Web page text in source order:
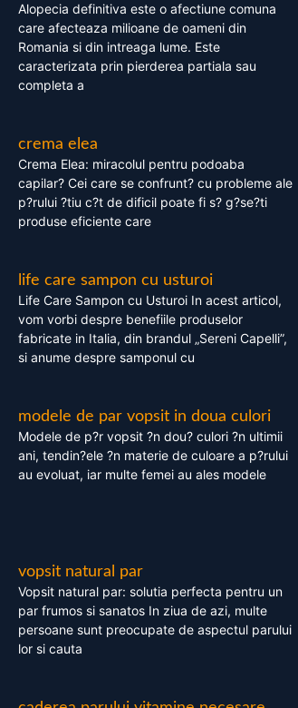
Alopecia definitiva este o afectiune comuna
care afecteaza milioane de oameni din
Romania si din intreaga lume. Este
caracterizata prin pierderea partiala sau
completa a
crema elea
Crema Elea: miracolul pentru podoaba
capilar? Cei care se confrunt? cu probleme ale
p?rului ?tiu c?t de dificil poate fi s? g?se?ti
produse eficiente care
life care sampon cu usturoi
Life Care Sampon cu Usturoi In acest articol,
vom vorbi despre benefiile produselor
fabricate in Italia, din brandul „Sereni Capelli”,
si anume despre samponul cu
modele de par vopsit in doua culori
Modele de p?r vopsit ?n dou? culori ?n ultimii
ani, tendin?ele ?n materie de culoare a p?rului
au evoluat, iar multe femei au ales modele
vopsit natural par
Vopsit natural par: solutia perfecta pentru un
par frumos si sanatos In ziua de azi, multe
persoane sunt preocupate de aspectul parului
lor si cauta